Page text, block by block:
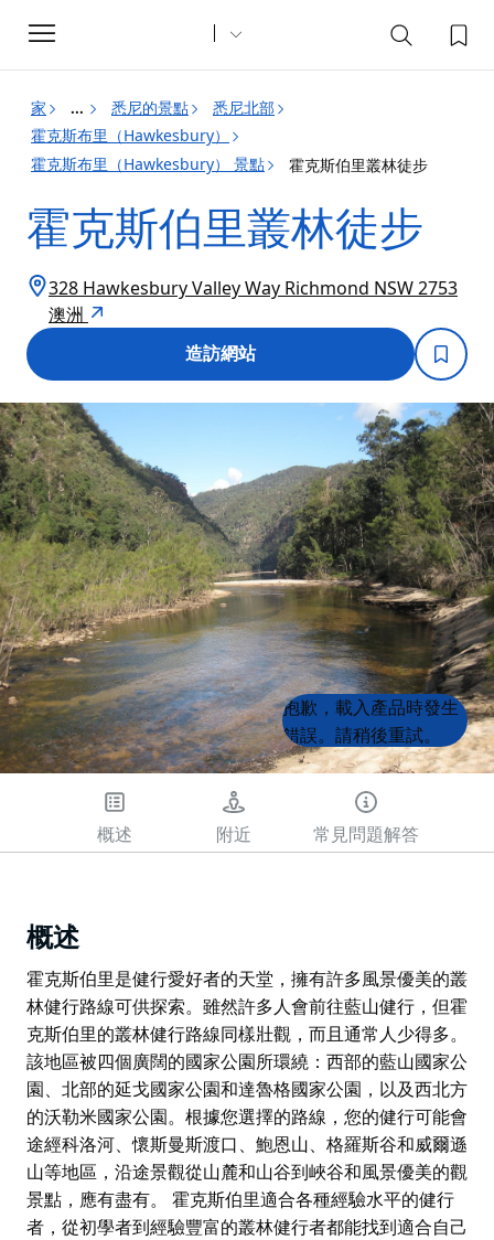
Toggle
navigation
家 ... 悉尼的景點
悉尼北部
霍克斯布里（Hawkesbury）
霍克斯布里（Hawkesbury） 景點
霍克斯伯里叢林徒步
霍克斯伯里叢林徒步
328 Hawkesbury Valley Way Richmond NSW 2753
澳洲
造訪網站
Product
List
Product
List
抱歉，載入產品時發生
錯誤。請稍後重試。
概述 附近 常見問題解答
概述
霍克斯伯里是健行愛好者的天堂，擁有許多風景優美的叢
林健行路線可供探索。雖然許多人會前往藍山健行，但霍
克斯伯里的叢林健行路線同樣壯觀，而且通常人少得多。
該地區被四個廣闊的國家公園所環繞：西部的藍山國家公
園、北部的延戈國家公園和達魯格國家公園，以及西北方
的沃勒米國家公園。根據您選擇的路線，您的健行可能會
途經科洛河、懷斯曼斯渡口、鮑恩山、格羅斯谷和威爾遜
山等地區，沿途景觀從山麓和山谷到峽谷和風景優美的觀
景點，應有盡有。 霍克斯伯里適合各種經驗水平的健行
者，從初學者到經驗豐富的叢林健行者都能找到適合自己